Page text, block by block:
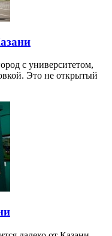
с университетом,
Это не открытый